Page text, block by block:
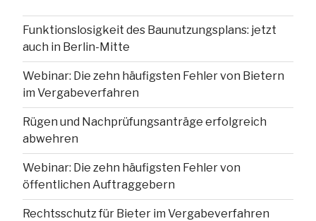
Funktionslosigkeit des Baunutzungsplans: jetzt
auch in Berlin-Mitte
Webinar: Die zehn häufigsten Fehler von Bietern
im Vergabeverfahren
Rügen und Nachprüfungsanträge erfolgreich
abwehren
Webinar: Die zehn häufigsten Fehler von
öffentlichen Auftraggebern
Rechtsschutz für Bieter im Vergabeverfahren